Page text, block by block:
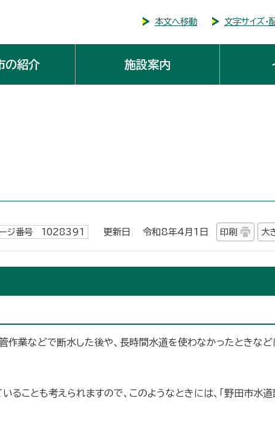
本文へ移動 文字サイズ・
の紹介 施設案内
ジ番号 1028391 更新日 令和8年4月1日 印刷 大
業などで断水した後や、長時間水道を使わなかったときなど
ことも考えられますので、このようなときには、「野田市水道